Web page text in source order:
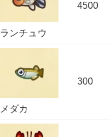
ランチュウ
4500
メダカ
300